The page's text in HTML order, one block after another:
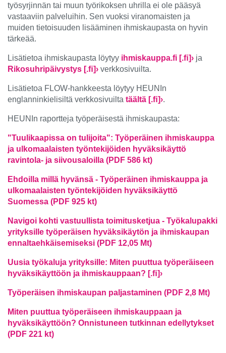
työsyrjinnän tai muun työrikoksen uhrilla ei ole pääsyä
vastaaviin palveluihin. Sen vuoksi viranomaisten ja
muiden tietoisuuden lisääminen ihmiskaupasta on hyvin
tärkeää.
Lisätietoa ihmiskaupasta löytyy ihmiskauppa.fi [.ﬁ]› ja
Rikosuhripäivystys [.ﬁ]› verkkosivuilta.
Lisätietoa FLOW-hankkeesta löytyy HEUNIn
englanninkielisiltä verkkosivuilta täältä [.ﬁ]›.
HEUNIn raportteja työperäisestä ihmiskaupasta:
"Tuulikaapissa on tulijoita": Työperäinen ihmiskauppa
ja ulkomaalaisten työntekijöiden hyväksikäyttö
ravintola- ja siivousaloilla (PDF 586 kt)
Ehdoilla millä hyvänsä - Työperäinen ihmiskauppa ja
ulkomaalaisten työntekijöiden hyväksikäyttö
Suomessa (PDF 925 kt)
Navigoi kohti vastuullista toimitusketjua - Työkalupakki
yrityksille työperäisen hyväksikäytön ja ihmiskaupan
ennaltaehkäisemiseksi (PDF 12,05 Mt)
Uusia työkaluja yrityksille: Miten puuttua työperäiseen
hyväksikäyttöön ja ihmiskauppaan? [.ﬁ]›
Työperäisen ihmiskaupan paljastaminen (PDF 2,8 Mt)
Miten puuttua työperäiseen ihmiskauppaan ja
hyväksikäyttöön? Onnistuneen tutkinnan edellytykset
(PDF 221 kt)